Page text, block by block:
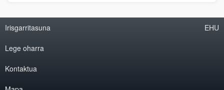
Irisgarritasuna
Lege oharra
Kontaktua
EHU